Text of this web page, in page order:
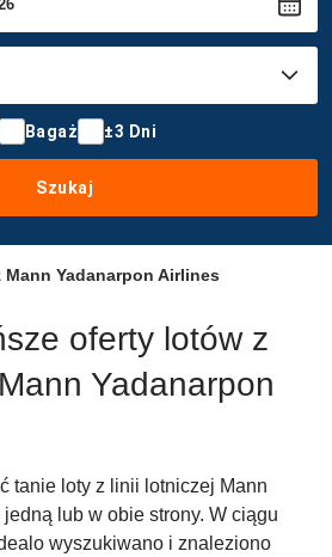
Bagaż ±3 Dni
Szukaj
Mann Yadanarpon Airlines
oferty lotów z
Yadanarpon
tanie loty z linii lotniczej Mann
lub w obie strony. W ciągu
wyszukiwano i znaleziono